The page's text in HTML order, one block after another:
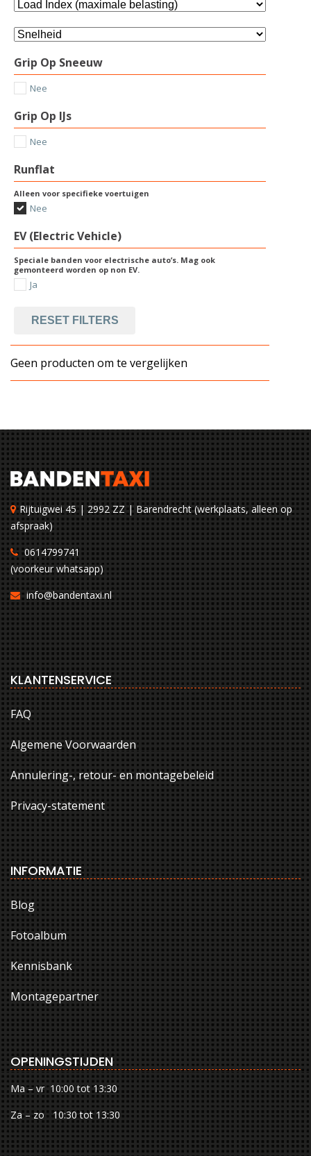
Grip Op Sneeuw
Nee
Grip Op IJs
Nee
Runflat
Alleen voor specifieke voertuigen
Nee
EV (Electric Vehicle)
Speciale banden voor electrische auto’s. Mag ook
gemonteerd worden op non EV.
Ja
RESET FILTERS
Geen producten om te vergelijken
Rijtuigwei 45 | 2992 ZZ | Barendrecht (werkplaats, alleen op
afspraak)
0614799741
(voorkeur whatsapp)
info@bandentaxi.nl
KLANTENSERVICE
FAQ
Algemene Voorwaarden
Annulering-, retour- en montagebeleid
Privacy-statement
INFORMATIE
Blog
Fotoalbum
Kennisbank
Montagepartner
OPENINGSTIJDEN
Ma – vr 10:00 tot 13:30
Za – zo 10:30 tot 13:30